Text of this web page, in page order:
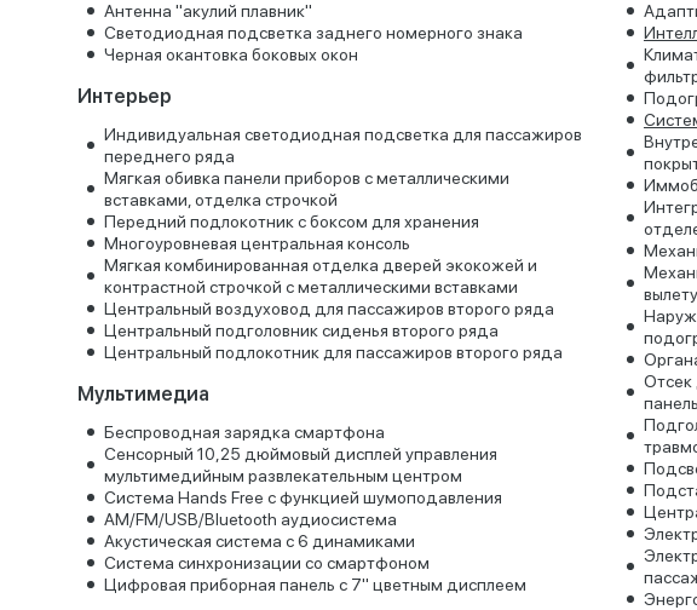
Антенна "акулий плавник"
Светодиодная подсветка заднего номерного знака
Черная окантовка боковых окон
Интерьер
Индивидуальная светодиодная подсветка для пассажиров
переднего ряда
Мягкая обивка панели приборов с металлическими
вставками, отделка строчкой
Передний подлокотник с боксом для хранения
Многоуровневая центральная консоль
Мягкая комбинированная отделка дверей экокожей и
контрастной строчкой с металлическими вставками
Центральный воздуховод для пассажиров второго ряда
Центральный подголовник сиденья второго ряда
Центральный подлокотник для пассажиров второго ряда
Мультимедиа
Беспроводная зарядка смартфона
Сенсорный 10,25 дюймовый дисплей управления
мультимедийным развлекательным центром
Система Hands Free с функцией шумоподавления
AM/FM/USB/Bluetooth аудиосистема
Акустическая система с 6 динамиками
Система синхронизации со смартфоном
Цифровая приборная панель с 7" цветным дисплеем
вылету
Отсек
панель